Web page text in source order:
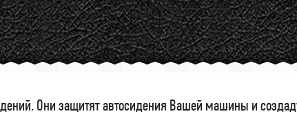
Они защитят автосидения Вашей машины и